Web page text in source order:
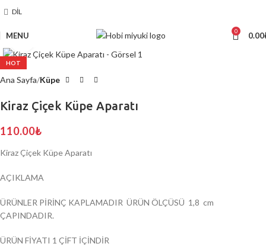
DIL
MENU 0 0.00
HOT
Ana Sayfa Küpe
Kiraz Çiçek Küpe Aparatı
110.00₺
Kiraz Çiçek Küpe Aparatı
AÇIKLAMA
ÜRÜNLER PİRİNÇ KAPLAMADIR ÜRÜN ÖLÇÜSÜ 1,8 cm
ÇAPINDADIR.
ÜRÜN FİYATI 1 ÇİFT İÇİNDİR